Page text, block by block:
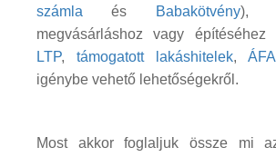
számla és Babakötvény),
megvásárláshoz vagy építéséhez
LTP, támogatott lakáshitelek,
igénybe vehető lehetőségekről.
Most akkor foglaljuk össze mi